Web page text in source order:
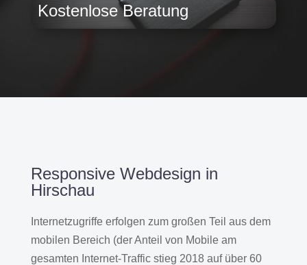
Kostenlose Beratung
Responsive Webdesign in
Hirschau
Internetzugriffe erfolgen zum großen Teil aus dem
mobilen Bereich (der Anteil von Mobile am
gesamten Internet-Traffic stieg 2018 auf über 60